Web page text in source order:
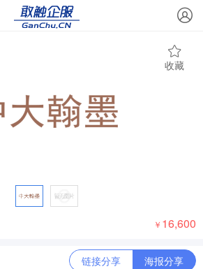
收藏
￥ 16,600
链接分享 海报分享